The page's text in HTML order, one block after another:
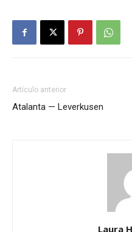
Artículo anterior
Atalanta — Leverkusen
Laura